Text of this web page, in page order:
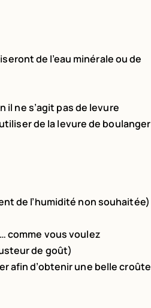
de l’eau minérale ou de
ne s’agit pas de levure
de la levure de boulanger
de l’humidité non souhaitée)
comme vous voulez
de goût)
afin d’obtenir une belle croûte